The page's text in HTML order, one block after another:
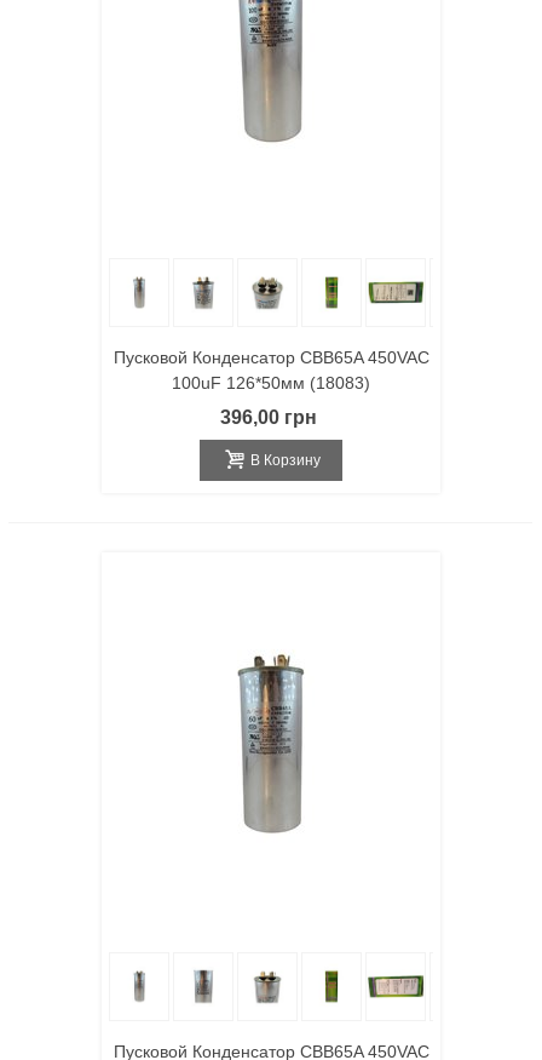
Пусковой Конденсатор CBB65A 450VAC
100uF 126*50мм (18083)
396,00 грн
В Корзину
Пусковой Конденсатор CBB65A 450VAC